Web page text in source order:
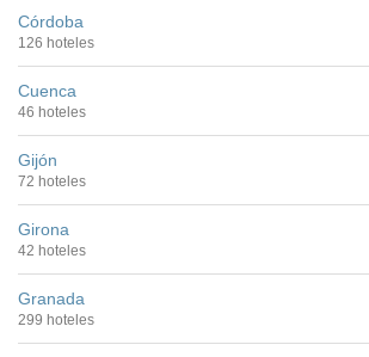
Córdoba
126 hoteles
Cuenca
46 hoteles
Gijón
72 hoteles
Girona
42 hoteles
Granada
299 hoteles